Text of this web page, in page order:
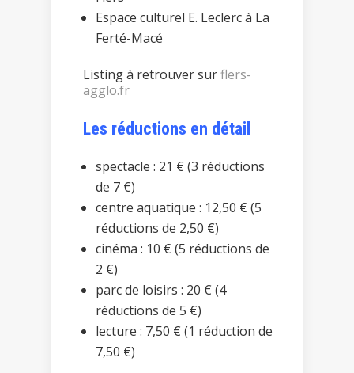
Espace culturel E. Leclerc à La
Ferté-Macé
Listing à retrouver surflers-
agglo.fr
Les réductions en détail
spectacle : 21 € (3 réductions
de 7 €)
centre aquatique : 12,50 € (5
réductions de 2,50 €)
cinéma : 10 € (5 réductions de
2 €)
parc de loisirs : 20 € (4
réductions de 5 €)
lecture : 7,50 € (1 réduction de
7,50 €)